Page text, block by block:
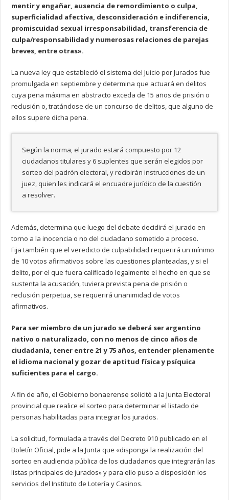
mentir y engañar, ausencia de remordimiento o culpa,
superficialidad afectiva, desconsideración e indiferencia,
promiscuidad sexual irresponsabilidad, transferencia de
culpa/responsabilidad y numerosas relaciones de parejas
breves, entre otras».
La nueva ley que estableció el sistema del Juicio por Jurados fue
promulgada en septiembre y determina que actuará en delitos
cuya pena máxima en abstracto exceda de 15 años de prisión o
reclusión o, tratándose de un concurso de delitos, que alguno de
ellos supere dicha pena.
Según la norma, el jurado estará compuesto por 12
ciudadanos titulares y 6 suplentes que serán elegidos por
sorteo del padrón electoral, y recibirán instrucciones de un
juez, quien les indicará el encuadre jurídico de la cuestión
a resolver.
Además, determina que luego del debate decidirá el jurado en
torno a la inocencia o no del ciudadano sometido a proceso.
Fija también que el veredicto de culpabilidad requerirá un mínimo
de 10 votos afirmativos sobre las cuestiones planteadas, y si el
delito, por el que fuera calificado legalmente el hecho en que se
sustenta la acusación, tuviera prevista pena de prisión o
reclusión perpetua, se requerirá unanimidad de votos
afirmativos.
Para ser miembro de un jurado se deberá ser argentino
nativo o naturalizado, con no menos de cinco años de
ciudadanía, tener entre 21 y 75 años, entender plenamente
el idioma nacional y gozar de aptitud física y psíquica
suficientes para el cargo.
A fin de año, el Gobierno bonaerense solicitó a la Junta Electoral
provincial que realice el sorteo para determinar el listado de
personas habilitadas para integrar los jurados.
La solicitud, formulada a través del Decreto 910 publicado en el
Boletín Oficial, pide a la Junta que «disponga la realización del
sorteo en audiencia pública de los ciudadanos que integrarán las
listas principales de jurados» y para ello puso a disposición los
servicios del Instituto de Lotería y Casinos.